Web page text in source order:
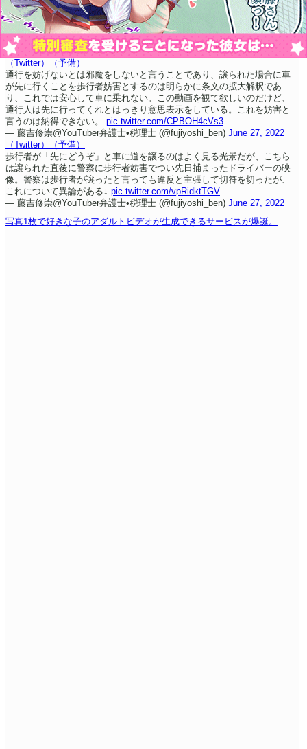
（Twitter）
（予備）
通行を妨げないとは邪魔をしないと言うことであり、譲られた場合に車
が先に行くことを歩行者妨害とするのは明らかに条文の拡大解釈であ
り、これでは安心して車に乗れない。
この動画を観て欲しいのだけど、
通行人は先に行ってくれとはっきり意思表示をしている。
これを妨害と
言うのは納得できない。 pic.twitter.com/CPBOH4cVs3
— 藤吉修崇@YouTuber弁護士•税理士 (@fujiyoshi_ben) June 27, 2022
（Twitter）
（予備）
歩行者が「先にどうぞ」と車に道を譲るのはよく見る光景だが、こちら
は譲られた直後に警察に歩行者妨害でつい先日捕まったドライバーの映
像。 警察は歩行者が譲ったと言っても違反と主張して切符を切ったが、
これについて異論がある↓ pic.twitter.com/vpRidktTGV
— 藤吉修崇@YouTuber弁護士•税理士 (@fujiyoshi_ben) June 27, 2022
写真1枚で好きな子のアダルトビデオが生成できるサービスが爆誕。